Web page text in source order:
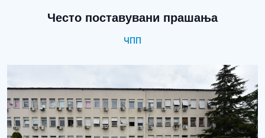
Често поставувани прашања
ЧПП